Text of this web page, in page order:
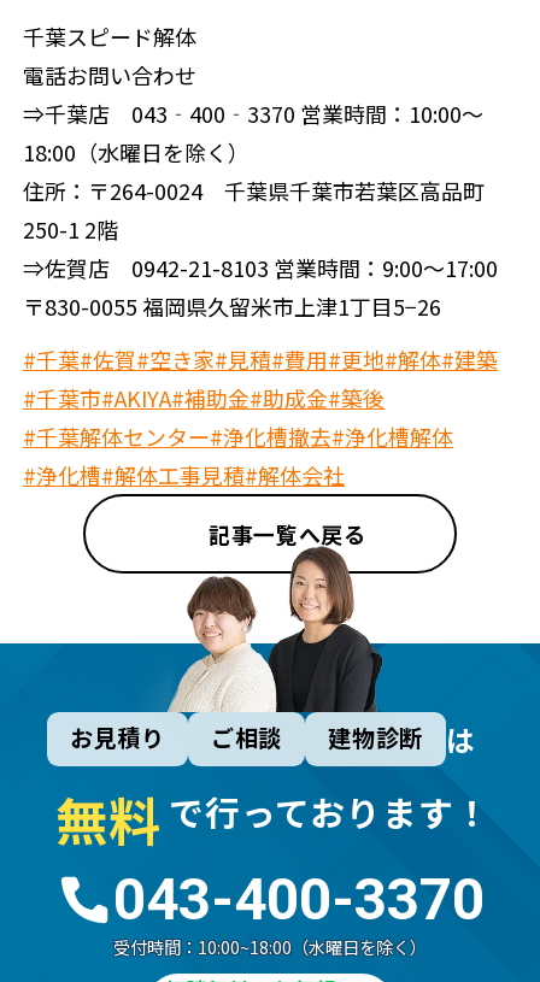
千葉スピード解体
電話お問い合わせ
⇒千葉店 043‐400‐3370 営業時間：10:00～
18:00（水曜日を除く）
住所：〒264-0024 千葉県千葉市若葉区高品町
250-1 2階
⇒佐賀店 0942-21-8103 営業時間：9:00～17:00
〒830-0055 福岡県久留米市上津1丁目5−26
#千葉#佐賀#空き家#見積#費用#更地#解体#建築
#千葉市#AKIYA#補助金#助成金#築後
#千葉解体センター#浄化槽撤去#浄化槽解体
#浄化槽#解体工事見積#解体会社
記事一覧へ戻る
お見積り ご相談 建物診断 は
無料 で行っております！
043-400-3370
受付時間： 10:00~18:00（水曜日を除く）